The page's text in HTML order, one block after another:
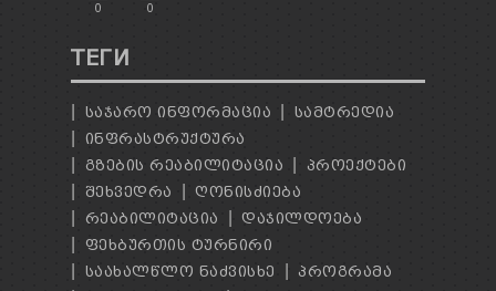
0 0
ТЕГИ
ᲡᲐᲯᲐᲠᲝ ᲘᲜᲤᲝᲠᲛᲐᲪᲘᲐ
ᲡᲐᲛᲢᲠᲔᲓᲘᲐ
ᲘᲜᲤᲠᲐᲡᲢᲠᲣᲥᲢᲣᲠᲐ
ᲒᲖᲔᲑᲘᲡ ᲠᲔᲐᲑᲘᲚᲘᲢᲐᲪᲘᲐ
ᲞᲠᲝᲔᲥᲢᲔᲑᲘ
ᲨᲔᲮᲕᲔᲓᲠᲐ
ᲦᲝᲜᲘᲡᲫᲘᲔᲑᲐ
ᲠᲔᲐᲑᲘᲚᲘᲢᲐᲪᲘᲐ
ᲓᲐᲯᲘᲚᲓᲝᲔᲑᲐ
ᲤᲔᲮᲑᲣᲠᲗᲘᲡ ᲢᲣᲠᲜᲘᲠᲘ
ᲡᲐᲐᲮᲐᲚᲬᲚᲝ ᲜᲐᲫᲕᲘᲡᲮᲔ
ᲞᲠᲝᲒᲠᲐᲛᲐ